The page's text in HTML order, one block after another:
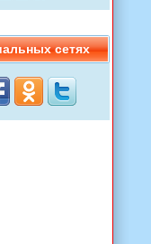
сетях